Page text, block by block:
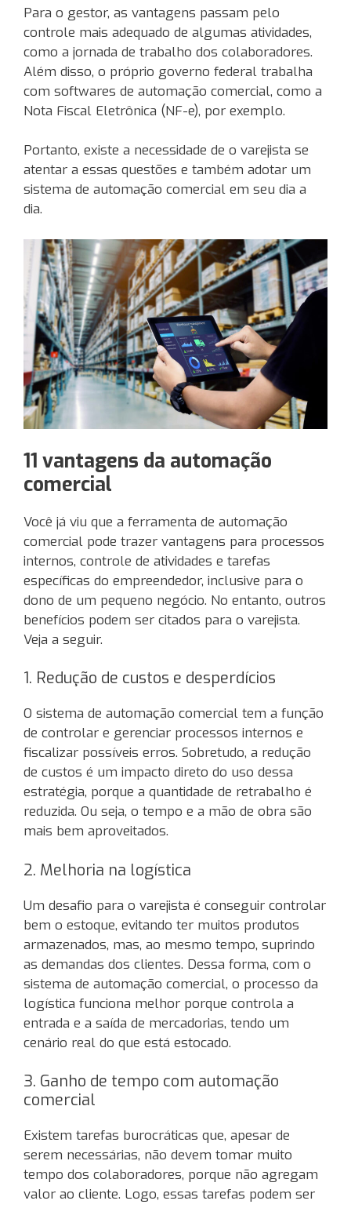
Para o gestor, as vantagens passam pelo
controle mais adequado de algumas atividades,
como a jornada de trabalho dos colaboradores.
Além disso, o próprio governo federal trabalha
com softwares de automação comercial, como a
Nota Fiscal Eletrônica (NF-e), por exemplo.
Portanto, existe a necessidade de o varejista se
atentar a essas questões e também adotar um
sistema de automação comercial em seu dia a
dia.
11 vantagens da automação
comercial
Você já viu que a ferramenta de automação
comercial pode trazer vantagens para processos
internos, controle de atividades e tarefas
específicas do empreendedor, inclusive para o
dono de um pequeno negócio. No entanto, outros
benefícios podem ser citados para o varejista.
Veja a seguir.
1. Redução de custos e desperdícios
O sistema de automação comercial tem a função
de controlar e gerenciar processos internos e
fiscalizar possíveis erros. Sobretudo, a redução
de custos é um impacto direto do uso dessa
estratégia, porque a quantidade de retrabalho é
reduzida. Ou seja, o tempo e a mão de obra são
mais bem aproveitados.
2. Melhoria na logística
Um desafio para o varejista é conseguir controlar
bem o estoque, evitando ter muitos produtos
armazenados, mas, ao mesmo tempo, suprindo
as demandas dos clientes. Dessa forma, com o
sistema de automação comercial, o processo da
logística funciona melhor porque controla a
entrada e a saída de mercadorias, tendo um
cenário real do que está estocado.
3. Ganho de tempo com automação
comercial
Existem tarefas burocráticas que, apesar de
serem necessárias, não devem tomar muito
tempo dos colaboradores, porque não agregam
valor ao cliente. Logo, essas tarefas podem ser